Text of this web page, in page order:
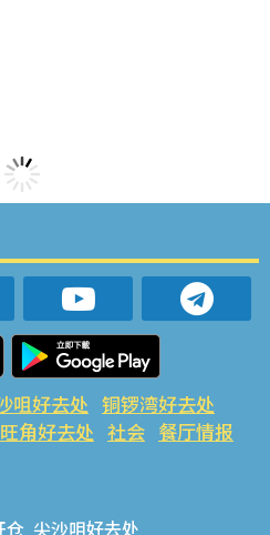
咀好去处 铜锣湾好去处
旺角好去处 社会 餐厅情报
仓 尖沙咀好去处